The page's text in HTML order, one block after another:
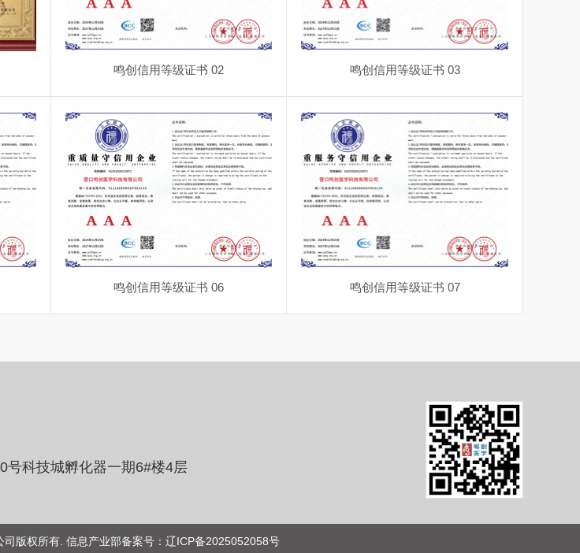
鸣创信用等级证书 02 鸣创信用等级证书 03
鸣创信用等级证书 06 鸣创信用等级证书 07
号科技城孵化器一期6#楼4层
版权所有. 信息产业部备案号：辽ICP备2025052058号